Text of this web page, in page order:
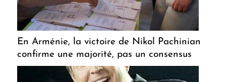
En Arménie, la victoire de Nikol Pachinian
confirme une majorité, pas un consensus